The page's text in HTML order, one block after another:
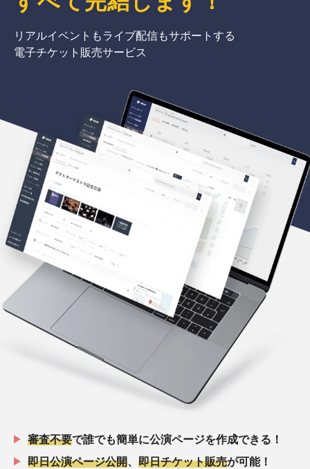
リアルイベントもライブ配信もサポートする
電子チケット販売サービス
審査不要で誰でも簡単に公演ページを作成できる！
即日公演ページ公開
即日チケット販売が可能！